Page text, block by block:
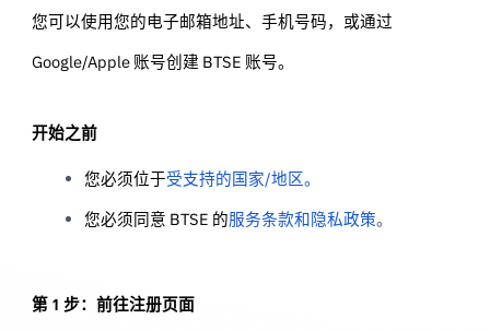
您可以使用您的电子邮箱地址、手机号码，或通过
Google/Apple 账号创建 BTSE 账号。
开始之前
您必须位于受支持的国家/地区。
您必须同意 BTSE 的服务条款和隐私政策。
第 1 步：前往注册页面